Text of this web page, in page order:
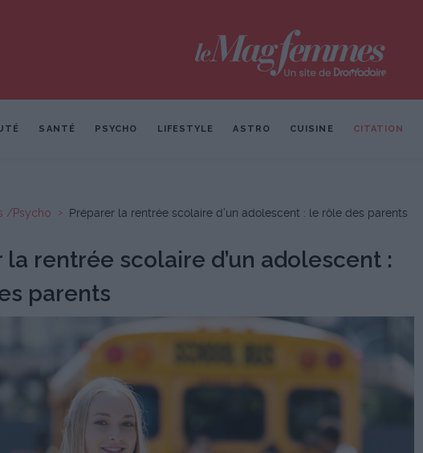
SANTÉ PSYCHO LIFESTYLE ASTRO CUISINE CITATION
/Psycho Préparer la rentrée scolaire d’un adolescent : le rôle des parents
la rentrée scolaire d’un adolescent :
parents